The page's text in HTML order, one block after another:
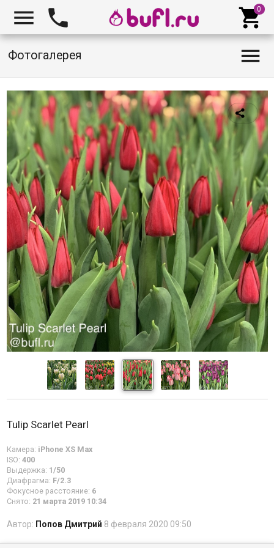
  
Фотогалерея 
Tulip Scarlet Pearl
Камера: iPhone XS Max
ISO: 400
Выдержка: 1/50
Диафрагма: F/2.3
Фокусное расстояние: 6
Снято: 21 марта 2019 10:34
Автор: Попов Дмитрий 8 февраля 2020 09:50